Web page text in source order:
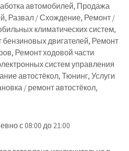
автомобилей, Продажа
Развал / Схождение, Ремонт /
климатических систем,
двигателей, Ремонт
Ремонт ходовой части
систем управления
автостёкол, Тюнинг, Услуги
/ ремонт автостёкол,
с 08:00 до 21:00